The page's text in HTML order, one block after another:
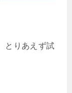
とりあえず試